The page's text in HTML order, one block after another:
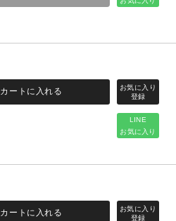
LINE
お気に入り
カートに入れる
カートに入れる